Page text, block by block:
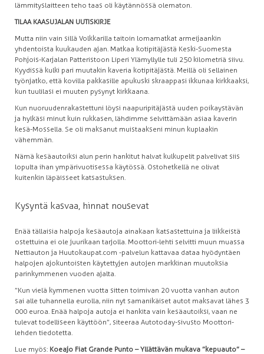
lämmityslaitteen teho taas oli käytännössä olematon.
TILAA KAASUJALAN UUTISKIRJE
Mutta niin vain sillä Volkkarilla taitoin lomamatkat armeijaankin
yhdentoista kuukauden ajan. Matkaa kotipitäjästä Keski-Suomesta
Pohjois-Karjalan Patteristoon Liperi Ylämyllylle tuli 250 kilometriä siivu.
Kyydissä kulki pari muutakin kaveria kotipitäjästä. Meillä oli sellainen
työnjatko, että kovilla pakkasille apukuski skraappasi ikkunaa kirkkaaksi,
kun tuulilasi ei muuten pysynyt kirkkaana.
Kun nuoruudenrakastettuni löysi naapuripitäjästä uuden poikaystävän
ja hylkäsi minut kuin rukkasen, lähdimme selvittämään asiaa kaverin
kesä-Mossella. Se oli maksanut muistaakseni minun kuplaakin
vähemmän.
Nämä kesäautoiksi alun perin hankitut halvat kulkupelit palvelivat siis
lopulta ihan ympärivuotisessa käytössä. Ostohetkellä ne olivat
kuitenkin läpäisseet katsastuksen.
Kysyntä kasvaa, hinnat nousevat
Enää tällaisia halpoja kesäautoja ainakaan katsastettuina ja liikkeistä
ostettuina ei ole juurikaan tarjolla. Moottori-lehti selvitti muun muassa
Nettiauton ja Huutokaupat.com -palvelun kattavaa dataa hyödyntäen
halpojen ajokuntoisten käytettyjen autojen markkinan muutoksia
parinkymmenen vuoden ajalta.
”Kun vielä kymmenen vuotta sitten toimivan 20 vuotta vanhan auton
sai alle tuhannella eurolla, niin nyt samanikäiset autot maksavat lähes 3
000 euroa. Enää halpoja autoja ei hankita vain kesäautoiksi, vaan ne
tulevat todelliseen käyttöön”, siteeraa Autotoday-sivusto Moottori-
lehden tiedotetta.
Lue myös: Koeajo Fiat Grande Punto – Yllättävän mukava ”kepuauto” –